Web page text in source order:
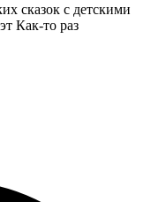
сказок с детскими
Как-то раз